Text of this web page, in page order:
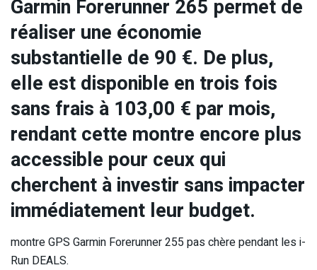
Garmin Forerunner 265 permet de
réaliser une économie
substantielle de 90 €. De plus,
elle est disponible en trois fois
sans frais à 103,00 € par mois,
rendant cette montre encore plus
accessible pour ceux qui
cherchent à investir sans impacter
immédiatement leur budget.
montre GPS Garmin Forerunner 255 pas chère pendant les i-
Run DEALS.